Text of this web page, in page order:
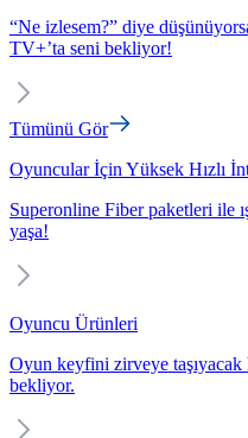
“Ne izlesem?” diye
TV+’ta seni bekliyor!
Tümünü Gör
Oyuncular İçin Yüksek Hızlı
Superonline Fiber paketleri ile
yaşa!
Oyuncu Ürünleri
Oyun keyfini zirveye taşıyacak
bekliyor.